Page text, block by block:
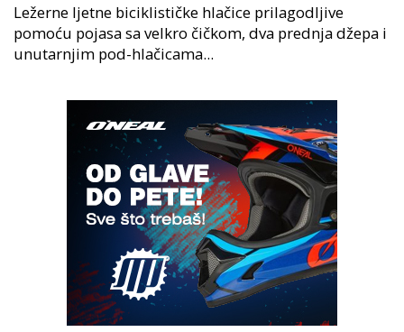
Ležerne ljetne biciklističke hlačice prilagodljive
pomoću pojasa sa velkro čičkom, dva prednja džepa i
unutarnjim pod-hlačicama...